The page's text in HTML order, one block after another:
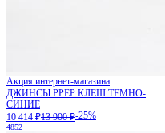
Акция интернет-магазина
ДЖИНСЫ PPEP КЛЕШ ТЕМНО-
СИНИЕ
10 414 ₽13 900 ₽-25%
4852